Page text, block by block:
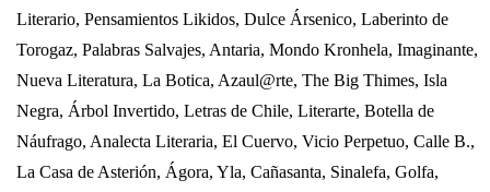
Literario, Pensamientos Likidos, Dulce Ársenico, Laberinto de
Torogaz, Palabras Salvajes, Antaria, Mondo Kronhela, Imaginante,
Nueva Literatura, La Botica, Azaul@rte, The Big Thimes, Isla
Negra, Árbol Invertido, Letras de Chile, Literarte, Botella de
Náufrago, Analecta Literaria, El Cuervo, Vicio Perpetuo, Calle B.,
La Casa de Asterión, Ágora, Yla, Cañasanta, Sinalefa, Golfa,